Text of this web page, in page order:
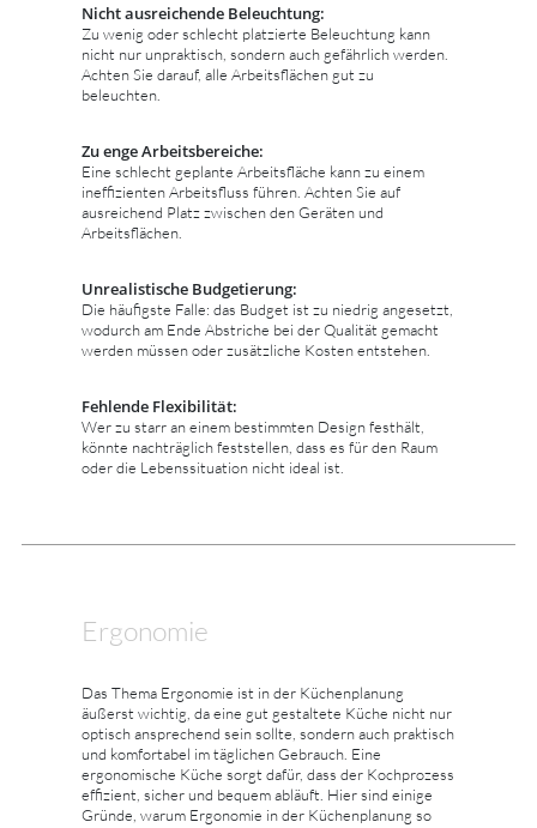
Nicht ausreichende Beleuchtung:
Zu wenig oder schlecht platzierte Beleuchtung kann
nicht nur unpraktisch, sondern auch gefährlich werden.
Achten Sie darauf, alle Arbeitsflächen gut zu
beleuchten.
Zu enge Arbeitsbereiche:
Eine schlecht geplante Arbeitsfläche kann zu einem
ineffizienten Arbeitsfluss führen. Achten Sie auf
ausreichend Platz zwischen den Geräten und
Arbeitsflächen.
Unrealistische Budgetierung:
Die häufigste Falle: das Budget ist zu niedrig angesetzt,
wodurch am Ende Abstriche bei der Qualität gemacht
werden müssen oder zusätzliche Kosten entstehen.
Fehlende Flexibilität:
Wer zu starr an einem bestimmten Design festhält,
könnte nachträglich feststellen, dass es für den Raum
oder die Lebenssituation nicht ideal ist.
Ergonomie
Das Thema Ergonomie ist in der Küchenplanung
äußerst wichtig, da eine gut gestaltete Küche nicht nur
optisch ansprechend sein sollte, sondern auch praktisch
und komfortabel im täglichen Gebrauch. Eine
ergonomische Küche sorgt dafür, dass der Kochprozess
effizient, sicher und bequem abläuft. Hier sind einige
Gründe, warum Ergonomie in der Küchenplanung so